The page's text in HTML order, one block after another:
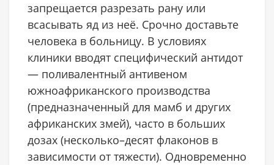
запрещается разрезать рану или
всасывать яд из неё. Срочно доставьте
человека в больницу. В условиях
клиники вводят специфический антидот
— поливалентный антивеном
южноафриканского производства
(предназначенный для мамб и других
африканских змей), часто в больших
дозах (несколько–десят флаконов в
зависимости от тяжести). Одновременно